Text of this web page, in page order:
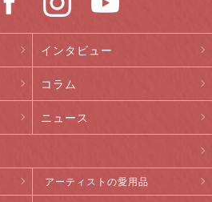
インタビュー
コラム
ニュース
アーティストの愛用品